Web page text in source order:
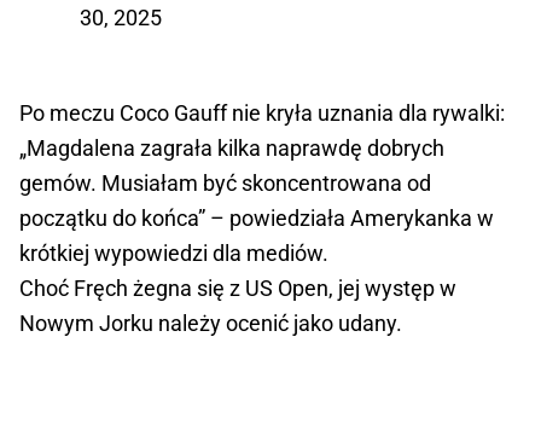
30, 2025
Po meczu Coco Gauff nie kryła uznania dla rywalki:
„Magdalena zagrała kilka naprawdę dobrych
gemów. Musiałam być skoncentrowana od
początku do końca” – powiedziała Amerykanka w
krótkiej wypowiedzi dla mediów.
Choć Fręch żegna się z US Open, jej występ w
Nowym Jorku należy ocenić jako udany.